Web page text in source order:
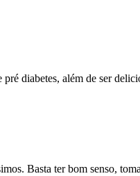
diabetes, além de ser
Basta ter bom senso,